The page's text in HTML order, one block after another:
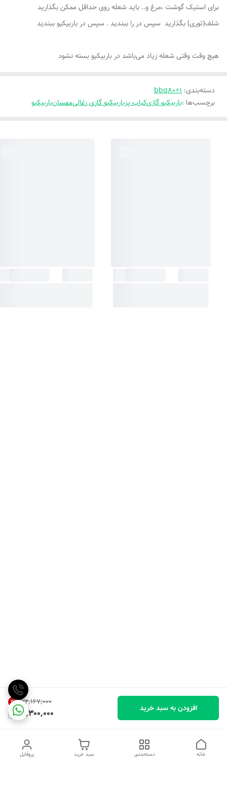
۲۲٬۱۶۷٬۰۰۰ 3%
21,300,000 افزودن به سبد خرید
برای استیک گوشت ،مرغ و.. باید شعله روی حداقل ممکن بگذارید
شلف(توری) بگذارید سپس در را ببندید . سپس در باربیکیو ببندید
هیچ وقت وقتی شعله زیاد می‌باشد در باربیکیو بسته نشود
دسته‌بندی:
bbq80+1
برچسب‌ها :باربیکیو گازیکباب پزباربیکیو گازی زغالیمهسانباربیکیو
پروفایل سبد خرید دسته‌بندی خانه